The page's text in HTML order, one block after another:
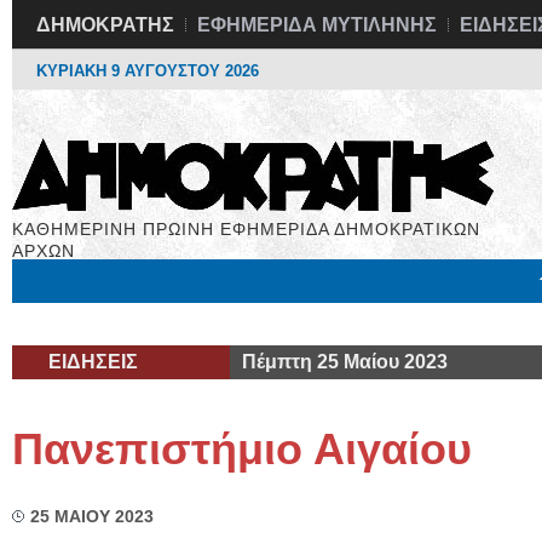
ΔΗΜΟΚΡΑΤΗΣ ΕΦΗΜΕΡΙΔΑ ΜΥΤΙΛΗΝΗΣ
ΚΥΡΙΑΚΗ 9 ΑΥΓΟΥΣΤΟΥ 2026
ΚΑΘΗΜΕΡΙΝΗ ΠΡΩΙΝΗ ΕΦΗΜΕΡΙΔΑ ΔΗΜΟΚΡΑΤΙΚΩΝ
ΑΡΧΩΝ
ΕΙΔΗΣΕΙΣ Πέμπτη 25 Μαίου 2023
Πανεπιστήμιο Αιγαίου
25 ΜΑΙΟΥ 2023